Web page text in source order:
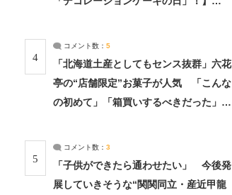
4
コメント数： 5
「北海道土産としてもセンス抜群」六花
亭の“店舗限定”お菓子が人気 「こんな
の初めて」「箱買いするべきだった」
5
コメント数： 3
「子供ができたら通わせたい」 今後発
展していきそうな“関関同立・産近甲龍